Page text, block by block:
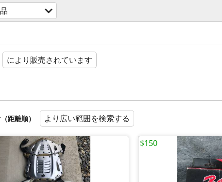
により販売されています
距離順） より広い範囲を検索する
$150